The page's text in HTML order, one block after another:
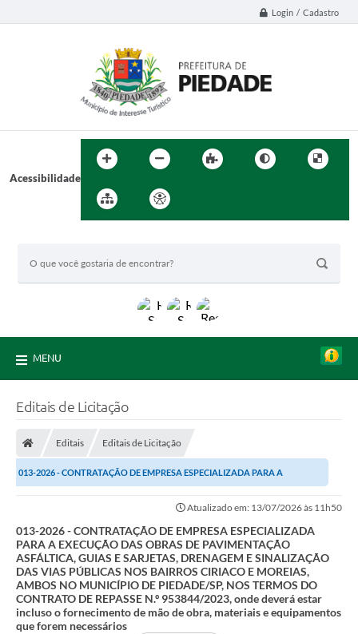
Login / Cadastro
Acessibilidade
MENU
Editais de Licitação
Editais Editais de Licitação
013-2026 - CONTRATAÇÃO DE EMPRESA ESPECIALIZADA PARA A
Atualizado em: 13/07/2026 às 11h50
013-2026 - CONTRATAÇÃO DE EMPRESA ESPECIALIZADA
PARA A EXECUÇÃO DAS OBRAS DE PAVIMENTAÇÃO
ASFÁLTICA, GUIAS E SARJETAS, DRENAGEM E SINALIZAÇÃO
DAS VIAS PÚBLICAS NOS BAIRROS CIRIACO E MOREIAS,
AMBOS NO MUNICÍPIO DE PIEDADE/SP, NOS TERMOS DO
CONTRATO DE REPASSE N.º 953844/2023, onde deverá estar
incluso o fornecimento de mão de obra, materiais e equipamentos
que forem necessários